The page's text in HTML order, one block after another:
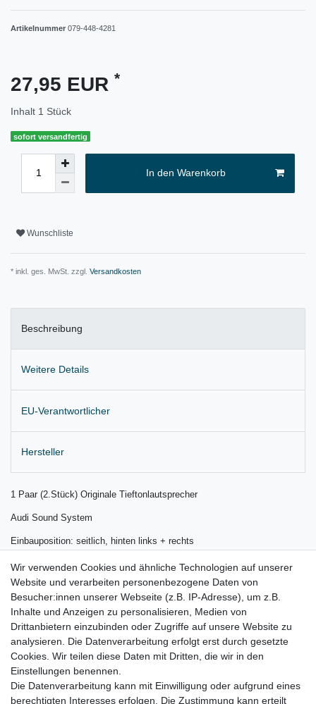
Artikelnummer 079-448-4281
27,95 EUR *
Inhalt 1 Stück
sofort versandfertig
In den Warenkorb
Wunschliste
* inkl. ges. MwSt. zzgl. Versandkosten
Beschreibung
Weitere Details
EU-Verantwortlicher
Hersteller
1 Paar (2.Stück) Originale Tieftonlautsprecher
Audi Sound System
Einbauposition: seitlich, hinten links + rechts
Lieferung wie abgebildet
für:
Audi TT Coupe FV 8S Bj. 07.2014 – 2019
Audi TT Cabrio FV 8S Bj. 11.2014 – 2019
Audi TTRS FV 8S Bj. 10.2016 – 2019
Wir verwenden Cookies und ähnliche Technologien auf unserer
Website und verarbeiten personenbezogene Daten von
Besucher:innen unserer Webseite (z.B. IP-Adresse), um z.B.
Inhalte und Anzeigen zu personalisieren, Medien von
Drittanbietern einzubinden oder Zugriffe auf unsere Website zu
analysieren. Die Datenverarbeitung erfolgt erst durch gesetzte
Cookies. Wir teilen diese Daten mit Dritten, die wir in den
Einstellungen benennen.
Die Datenverarbeitung kann mit Einwilligung oder aufgrund eines
berechtigten Interesses erfolgen. Die Zustimmung kann erteilt